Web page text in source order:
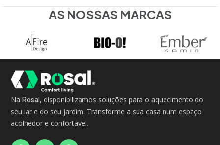
AS NOSSAS MARCAS
NaRosal, disponibilizamos soluções para o aquecimento do
seu lar e do seu jardim. Transforme a sua casa num espaço
acolhedor e confortável.